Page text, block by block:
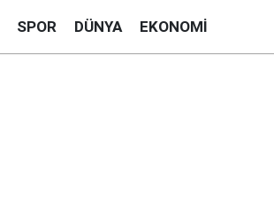
SPOR DÜNYA EKONOMI